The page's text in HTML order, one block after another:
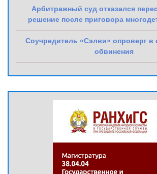
Арбитражный суд отказался
решение после приговора
Соучредитель «Сэлви» опроверг в
обвинения